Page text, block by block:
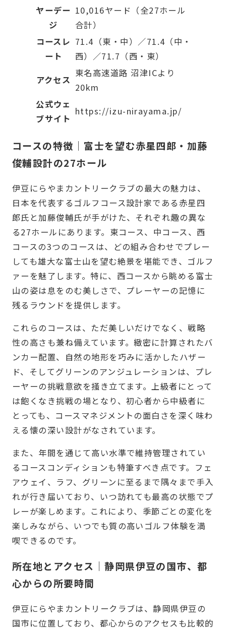
ヤーデー
ジ
10,016ヤード（全27ホール
合計）
コースレ
ート
71.4（東・中）／71.4（中・
西）／71.7（西・東）
アクセス
東名高速道路 沼津ICより
20km
公式ウェ
ブサイト
https://izu-nirayama.jp/
コースの特徴｜富士を望む赤星四郎・加藤
俊輔設計の27ホール
伊豆にらやまカントリークラブの最大の魅力は、
日本を代表するゴルフコース設計家である赤星四
郎氏と加藤俊輔氏が手がけた、それぞれ趣の異な
る27ホールにあります。東コース、中コース、西
コースの3つのコースは、どの組み合わせでプレー
しても雄大な富士山を望む絶景を堪能でき、ゴルフ
ァーを魅了します。特に、西コースから眺める富士
山の姿は息をのむ美しさで、プレーヤーの記憶に
残るラウンドを提供します。
これらのコースは、ただ美しいだけでなく、戦略
性の高さも兼ね備えています。緻密に計算されたバ
ンカー配置、自然の地形を巧みに活かしたハザー
ド、そしてグリーンのアンジュレーションは、プレ
ーヤーの挑戦意欲を掻き立てます。上級者にとって
は飽くなき挑戦の場となり、初心者から中級者に
とっても、コースマネジメントの面白さを深く味わ
える懐の深い設計がなされています。
また、年間を通じて高い水準で維持管理されてい
るコースコンディションも特筆すべき点です。フェ
アウェイ、ラフ、グリーンに至るまで隅々まで手入
れが行き届いており、いつ訪れても最高の状態でプ
レーが楽しめます。これにより、季節ごとの変化を
楽しみながら、いつでも質の高いゴルフ体験を満
喫できるのです。
所在地とアクセス｜静岡県伊豆の国市、都
心からの所要時間
伊豆にらやまカントリークラブは、静岡県伊豆の
国市に位置しており、都心からのアクセスも比較的